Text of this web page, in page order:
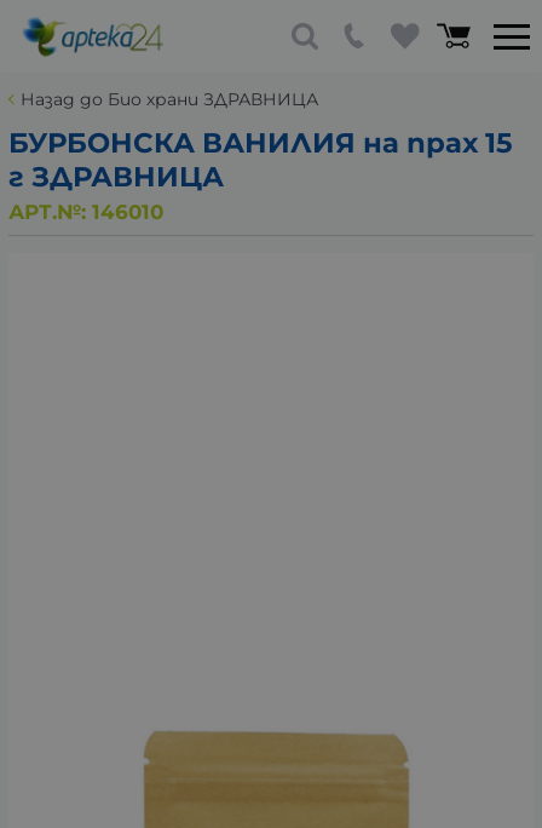
Назад до Био храни ЗДРАВНИЦА
БУРБОНСКА ВАНИЛИЯ на прах 15
г ЗДРАВНИЦА
АРТ.№: 146010